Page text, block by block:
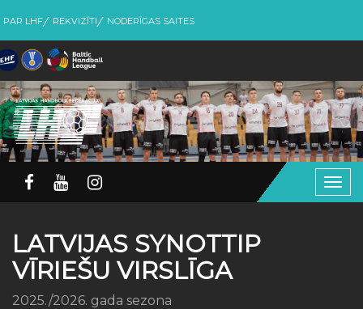
PAR LHF REKVIZĪTI NODERĪGAS SAITES
LATVIJAS SYNOTTIP
VĪRIEŠU VIRSLĪGA
2025./2026. gada sezona